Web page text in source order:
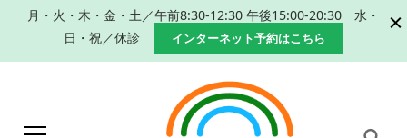
月・火・木・金・土／午前8:30-12:30 午後15:00-20:30 水・
日・祝／休診
インターネット予約はこちら